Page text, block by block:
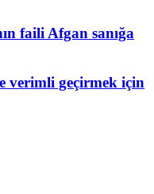
faili Afgan sanığa
verimli geçirmek için